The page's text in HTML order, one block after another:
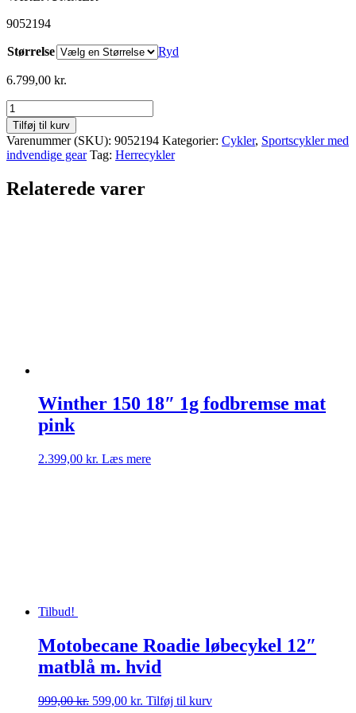
9052194
Størrelse Ryd
6.799,00 kr.
MBK
Concept
2Two
Herre
7g
Nexus
Tilføj til kurv
Varenummer (SKU): 9052194 Kategorier: Cykler, Sportscykler med
indvendige gear Tag: Herrecykler
Relaterede varer
Winther 150 18″ 1g fodbremse mat
pink
2.399,00 kr. Læs mere
Tilbud!
Motobecane Roadie løbecykel 12″
matblå m. hvid
999,00kr. Den
599,00 kr. Den
Tilføj til kurv